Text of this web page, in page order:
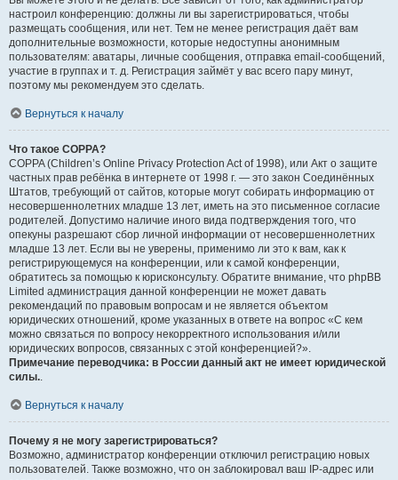
настроил конференцию: должны ли вы зарегистрироваться, чтобы
размещать сообщения, или нет. Тем не менее регистрация даёт вам
дополнительные возможности, которые недоступны анонимным
пользователям: аватары, личные сообщения, отправка email-сообщений,
участие в группах и т. д. Регистрация займёт у вас всего пару минут,
поэтому мы рекомендуем это сделать.
Вернуться к началу
Что такое COPPA?
COPPA (Children’s Online Privacy Protection Act of 1998), или Акт о защите
частных прав ребёнка в интернете от 1998 г. — это закон Соединённых
Штатов, требующий от сайтов, которые могут собирать информацию от
несовершеннолетних младше 13 лет, иметь на это письменное согласие
родителей. Допустимо наличие иного вида подтверждения того, что
опекуны разрешают сбор личной информации от несовершеннолетних
младше 13 лет. Если вы не уверены, применимо ли это к вам, как к
регистрирующемуся на конференции, или к самой конференции,
обратитесь за помощью к юрисконсульту. Обратите внимание, что phpBB
Limited администрация данной конференции не может давать
рекомендаций по правовым вопросам и не является объектом
юридических отношений, кроме указанных в ответе на вопрос «С кем
можно связаться по вопросу некорректного использования и/или
юридических вопросов, связанных с этой конференцией?».
Примечание переводчика: в России данный акт не имеет юридической
силы..
Вернуться к началу
Почему я не могу зарегистрироваться?
Возможно, администратор конференции отключил регистрацию новых
пользователей. Также возможно, что он заблокировал ваш IP-адрес или